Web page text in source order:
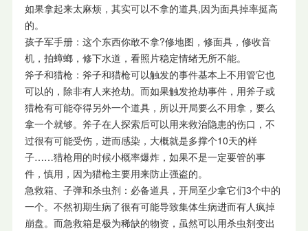
如果拿起来太麻烦，其实可以不拿的道具,因为面具掉率挺高
的。
孩子军手册：这个东西你敢不拿?修地图，修面具，修收音
机，拍蟑螂，修下水道，看照片稳定情绪无所不能。
斧子和猎枪：斧子和猎枪可以触发的事件基本上不用管它也
可以的，除非有人来抢劫。而如果触发抢劫事件，用斧子或
猎枪有可能夺得另外一个道具，所以开局要么不用拿，要么
拿一个就够。斧子在人探索后可以用来救治隐患的伤口，不
过很有可能受伤，进而感染，大概就是多撑个10天的样
子……猎枪用的时候小概率爆炸，如果不是一定要管的事
件，慎用，因为猎枪主要用来防止强盗的。
急救箱、子弹和杀虫剂：必备道具，开局至少拿它们3个中的
一个。不然初期生病了很有可能导致集体生病进而有人疯掉
崩盘。而急救箱是极为稀缺的物资，虽然可以用杀虫剂变出